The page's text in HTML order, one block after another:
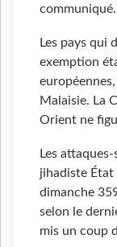
communiqué.
Les pays qui
exemption
Malaisie. La
Orient ne
Les
jihadiste État
dimanche
selon le
mis un coup